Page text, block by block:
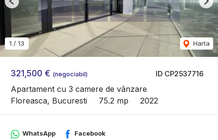
ID CP2537716
321,500 € (negociabil)
Apartament cu 3 camere de vânzare
Floreasca, Bucuresti
75.2 mp 2022
1 / 13 Harta
Previous
WhatsApp Facebook